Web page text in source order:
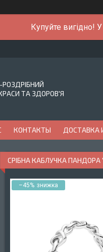
Купуйте вигідно!
РОЗДРІБНИЙ
ТА ЗДОРОВ'Я
КОНТАКТЫ ДОСТАВКА
СРІБНА КАБЛУЧКА ПАНДОРА
–45%